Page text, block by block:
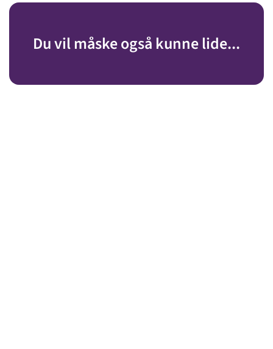
Du vil måske også kunne lide...